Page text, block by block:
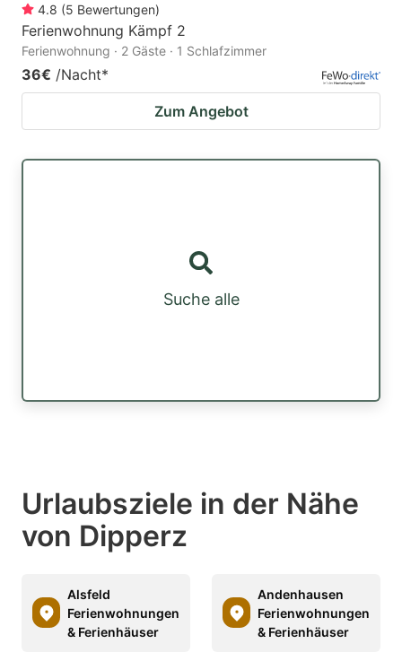
4.8 (5 Bewertungen)
Ferienwohnung Kämpf 2
Ferienwohnung · 2 Gäste · 1 Schlafzimmer
36€ /Nacht*
Zum Angebot
Suche alle
Urlaubsziele in der Nähe
von Dipperz
Alsfeld
Ferienwohnungen
& Ferienhäuser
Andenhausen
Ferienwohnungen
& Ferienhäuser